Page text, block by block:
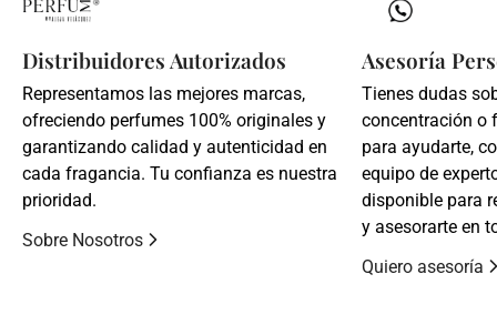
Distribuidores Autorizados
Representamos las mejores marcas,
ofreciendo perfumes 100% originales y
garantizando calidad y autenticidad en
cada fragancia. Tu confianza es nuestra
prioridad.
Sobre Nosotros
Asesoría
Tienes dudas
concentración o
para ayudarte,
equipo de
disponible para
y asesorarte en
Quiero asesoría